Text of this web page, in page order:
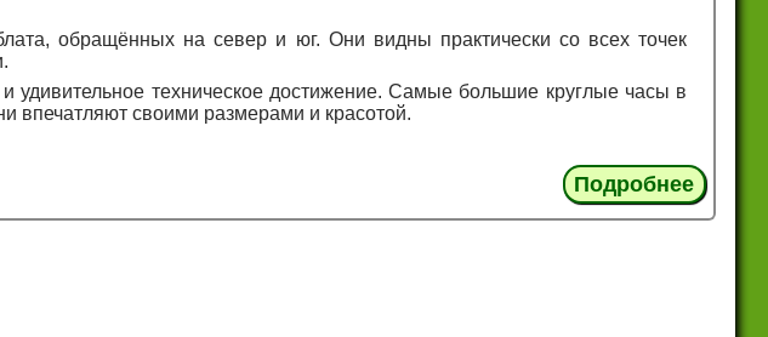
обращённых на север и юг. Они видны практически со всех точек
удивительное техническое достижение. Самые большие круглые часы в
впечатляют своими размерами и красотой.
Подробнее